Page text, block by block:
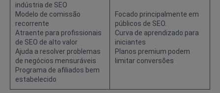
indústria de SEO
Modelo de comissão
recorrente
Atraente para profissionais
de SEO de alto valor
Ajuda a resolver problemas
de negócios mensuráveis
Programa de afiliados bem
estabelecido
Focado principalmente em
públicos de SEO.
Curva de aprendizado para
iniciantes
Planos premium podem
limitar conversões